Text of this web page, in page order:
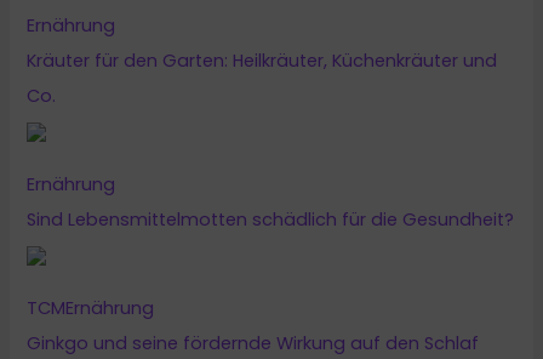
Ernährung
Kräuter für den Garten: Heilkräuter, Küchenkräuter und
Co.
Ernährung
Sind Lebensmittelmotten schädlich für die Gesundheit?
TCMErnährung
Ginkgo und seine fördernde Wirkung auf den Schlaf